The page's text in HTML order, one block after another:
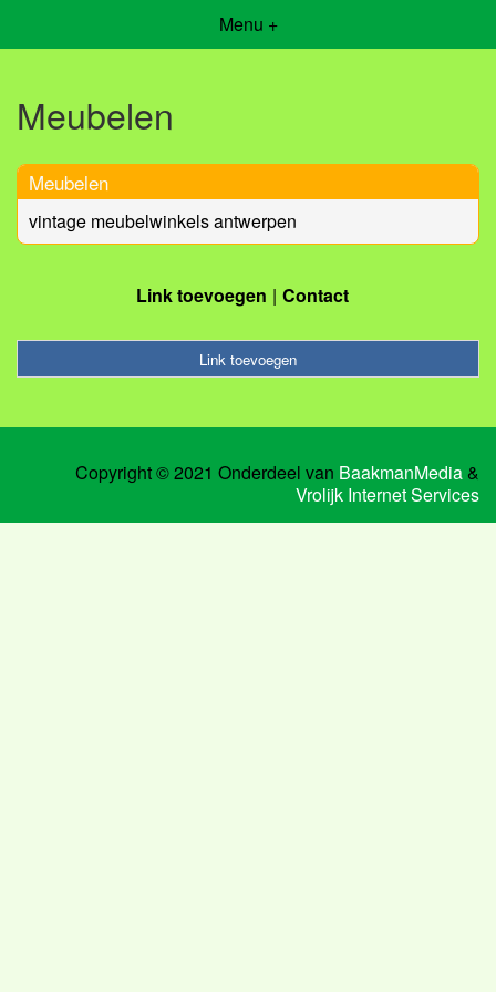
Menu +
Meubelen
Meubelen
vintage meubelwinkels antwerpen
Link toevoegen Contact
Link toevoegen
Copyright © 2021 Onderdeel van BaakmanMedia &
Vrolijk Internet Services